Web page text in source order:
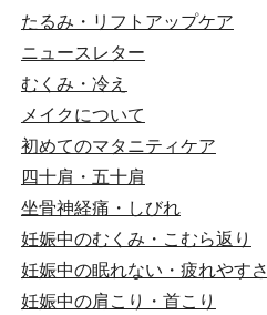
たるみ・リフトアップケア
ニュースレター
むくみ・冷え
メイクについて
初めてのマタニティケア
四十肩・五十肩
坐骨神経痛・しびれ
妊娠中のむくみ・こむら返り
妊娠中の眠れない・疲れやすさ
妊娠中の肩こり・首こり